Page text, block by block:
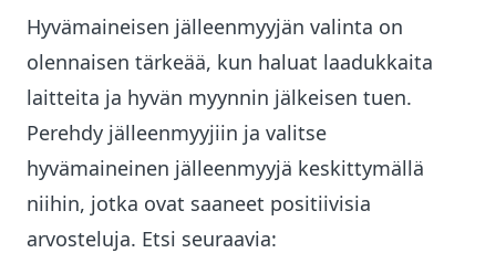
Hyvämaineisen jälleenmyyjän valinta on
olennaisen tärkeää, kun haluat laadukkaita
laitteita ja hyvän myynnin jälkeisen tuen.
Perehdy jälleenmyyjiin ja valitse
hyvämaineinen jälleenmyyjä keskittymällä
niihin, jotka ovat saaneet positiivisia
arvosteluja. Etsi seuraavia: